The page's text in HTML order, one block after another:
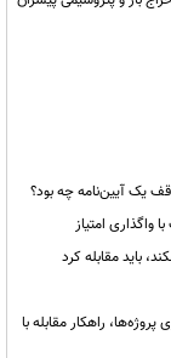
یک آیین‌نامه چه بود؟
واگذاری امتیاز
باید مقابله کرد
راهکار مقابله با